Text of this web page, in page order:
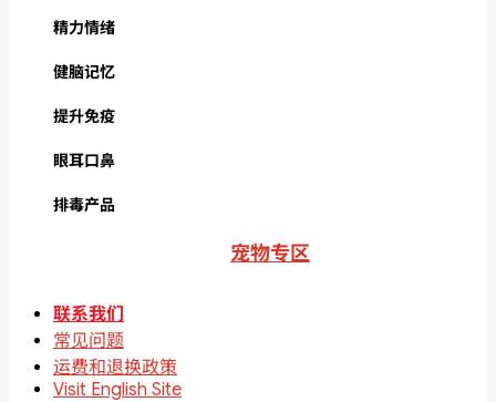
精力情绪
健脑记忆
提升免疫
眼耳口鼻
排毒产品
宠物专区
联系我们
常见问题
运费和退换政策
Visit English Site